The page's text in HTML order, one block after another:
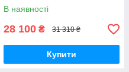
В наявності
28 100 ₴ 31 310 ₴
Купити